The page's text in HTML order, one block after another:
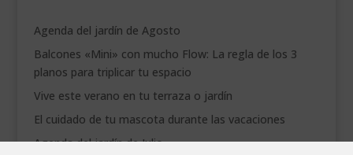
Agenda del jardín de Agosto
Balcones «Mini» con mucho Flow: La regla de los 3
planos para triplicar tu espacio
Vive este verano en tu terraza o jardín
El cuidado de tu mascota durante las vacaciones
Agenda del jardín de Julio